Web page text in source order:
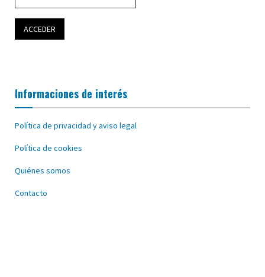
Informaciones de interés
Política de privacidad y aviso legal
Política de cookies
Quiénes somos
Contacto